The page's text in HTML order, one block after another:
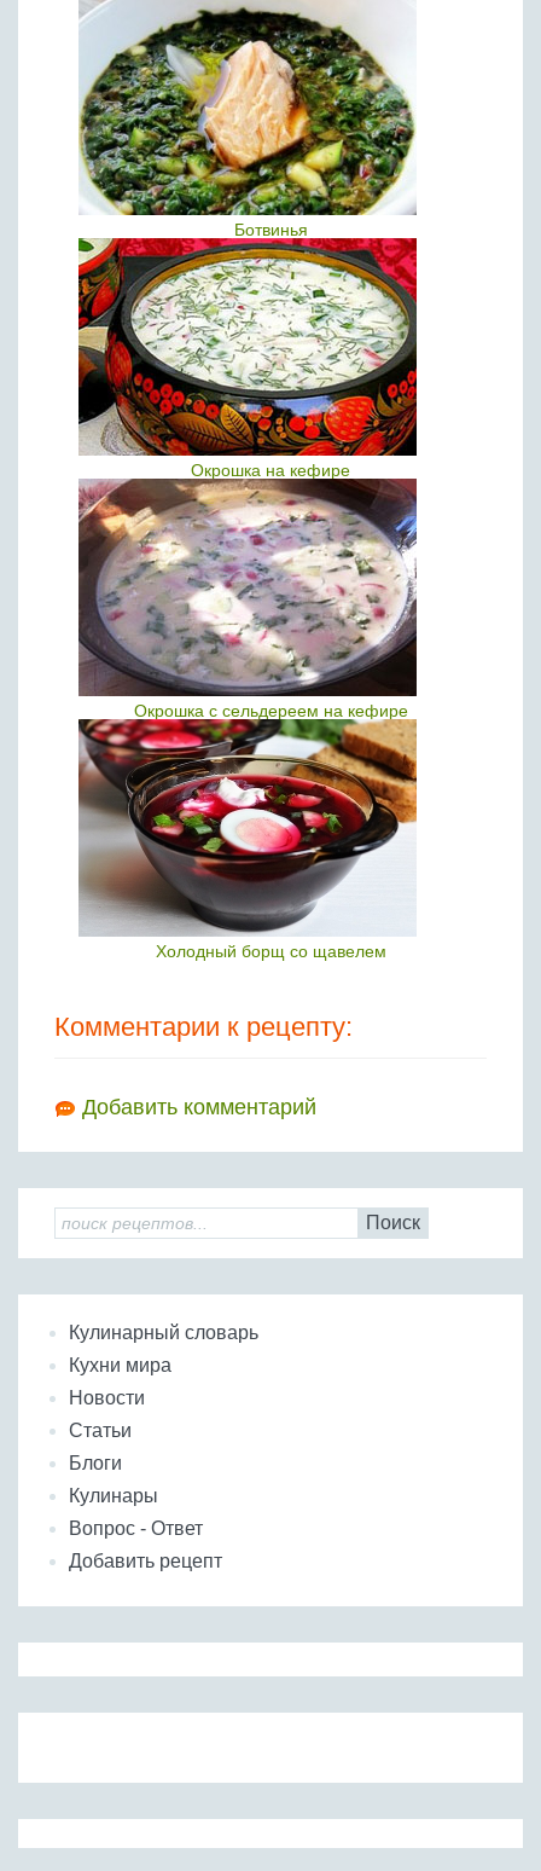
Ботвинья
Окрошка на кефире
Окрошка с сельдереем на кефире
Холодный борщ со щавелем
Комментарии к рецепту:
Добавить комментарий
Поиск
Кулинарный словарь
Кухни мира
Новости
Статьи
Блоги
Кулинары
Вопрос - Ответ
Добавить рецепт